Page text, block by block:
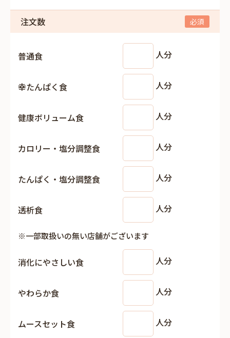
注文数
普通食 人分
幸たんぱく食 人分
健康ボリューム食 人分
カロリー・塩分調整食 人分
たんぱく・塩分調整食 人分
透析食 人分
※一部取扱いの無い店舗がございます
消化にやさしい食 人分
やわらか食 人分
ムースセット食 人分